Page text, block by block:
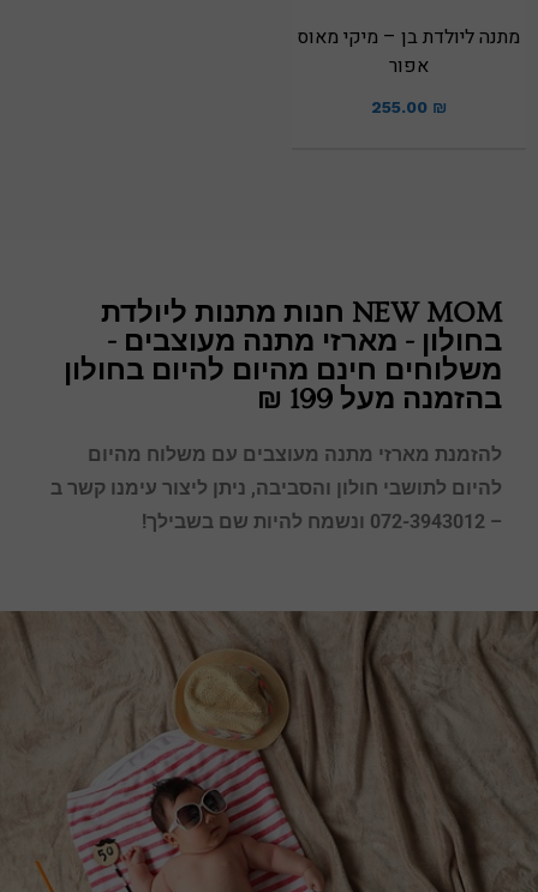
מתנה ליולדת בן – מיקי מאוס
אפור
255.00 ₪
NEW MOM חנות מתנות ליולדת
בחולון - מארזי מתנה מעוצבים -
משלוחים חינם מהיום להיום בחולון
בהזמנה מעל 199 ₪
להזמנת מארזי מתנה מעוצבים עם משלוח מהיום
להיום לתושבי חולון והסביבה, ניתן ליצור עימנו קשר ב
– 072-3943012 ונשמח להיות שם בשבילך!